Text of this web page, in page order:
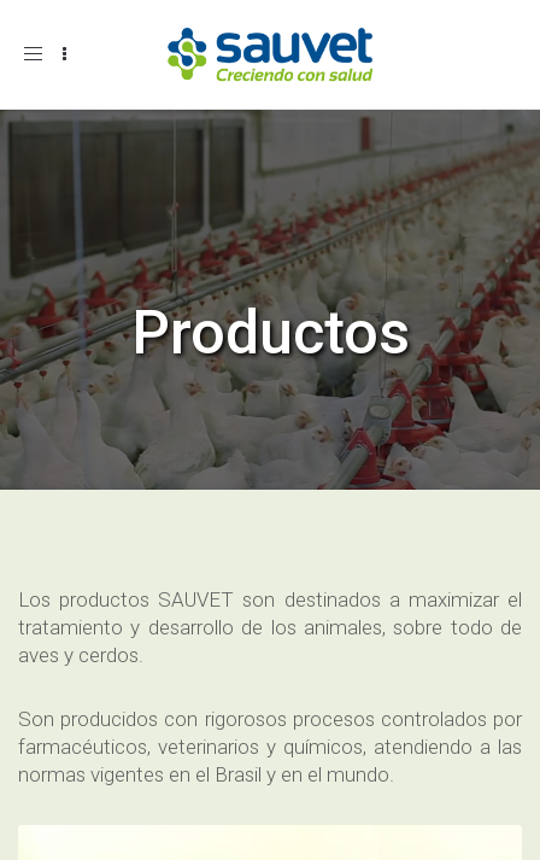
Toggle
Productos
Los productos SAUVET son destinados a maximizar el
tratamiento y desarrollo de los animales, sobre todo de
aves y cerdos.
Son producidos con rigorosos procesos controlados por
farmacéuticos, veterinarios y químicos, atendiendo a las
normas vigentes en el Brasil y en el mundo.